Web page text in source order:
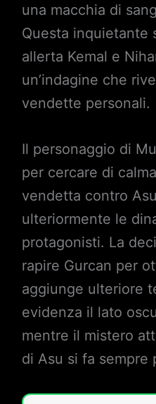
una macchia di
Questa inquietante
allerta Kemal e
un’indagine che
vendette personali.
Il personaggio di
per cercare di
vendetta contro
ulteriormente le
protagonisti. La
rapire Gurcan per
aggiunge ulteriore
evidenza il lato
mentre il mistero
di Asu si fa sempre